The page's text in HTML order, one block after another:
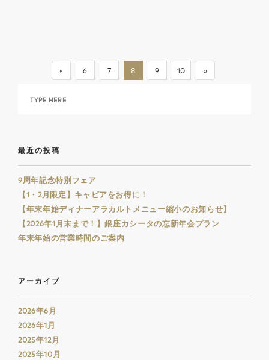
« 6 7 8 9 10 »
最近の投稿
9周年記念特別フェア
【1・2月限定】キャビアをお得に！
【年末年始ディナーアラカルトメニュー縮小のお知らせ】
【2026年1月末まで！】銀座カシータの忘新年会プラン
年末年始の営業時間のご案内
アーカイブ
2026年6月
2026年1月
2025年12月
2025年10月